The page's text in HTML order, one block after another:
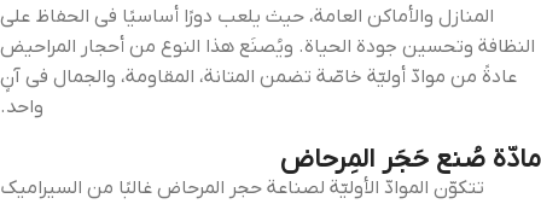
المنازل والأماكن العامة، حيث يلعب دورًا أساسيًا في الحفاظ على
النظافة وتحسين جودة الحياة. ويُصنَع هذا النوع من أحجار المراحيض
عادةً من موادّ أوليّة خاصّة تضمن المتانة، المقاومة، والجمال في آنٍ
واحد.
مادّة صُنع حَجَر المِرحاض
تتكوّن الموادّ الأوليّة لصناعة حجر المرحاض غالبًا من السيراميك